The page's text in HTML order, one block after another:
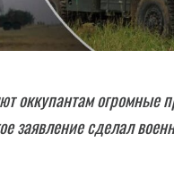
оккупантам огромные
заявление сделал